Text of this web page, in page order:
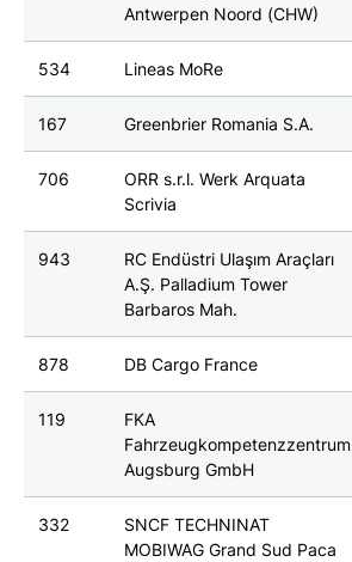
Antwerpen Noord (CHW)
534 Lineas MoRe
167 Greenbrier Romania S.A.
706
ORR s.r.l. Werk Arquata
Scrivia
943
RC Endüstri Ulaşım Araçları
A.Ş. Palladium Tower
Barbaros Mah.
878 DB Cargo France
119
FKA
Fahrzeugkompetenzzentrum
Augsburg GmbH
332
SNCF TECHNINAT
MOBIWAG Grand Sud Paca